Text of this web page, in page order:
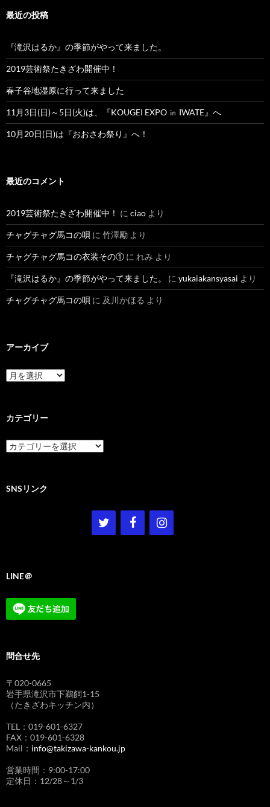
最近の投稿
『滝沢はるか』の季節がやって来ました。
2019芸術祭たきざわ開催中！
春子谷地湿原に行って来ました
11月3日(日)～5日(火)は、『KOUGEI EXPO ㏌ IWATE』へ
10月20日(日)は『おおさわ祭り』へ！
最近のコメント
2019芸術祭たきざわ開催中！ に ciao より
チャグチャグ馬コの唄 に 竹澤勵 より
チャグチャグ馬コの衣装その① に れみ より
『滝沢はるか』の季節がやって来ました。 に yukaiakansyasai より
チャグチャグ馬コの唄 に 及川かほる より
アーカイブ
ア
ー
ブ
カテゴリー
カ
テ
ー
SNSリンク
LINE＠
問合せ先
〒020-0665
岩手県滝沢市下鵜飼1-15
（たきざわキッチン内）
TEL：019-601-6327
FAX：019-601-6328
Mail： info@takizawa-kankou.jp
営業時間：9:00-17:00
定休日：12/28～1/3